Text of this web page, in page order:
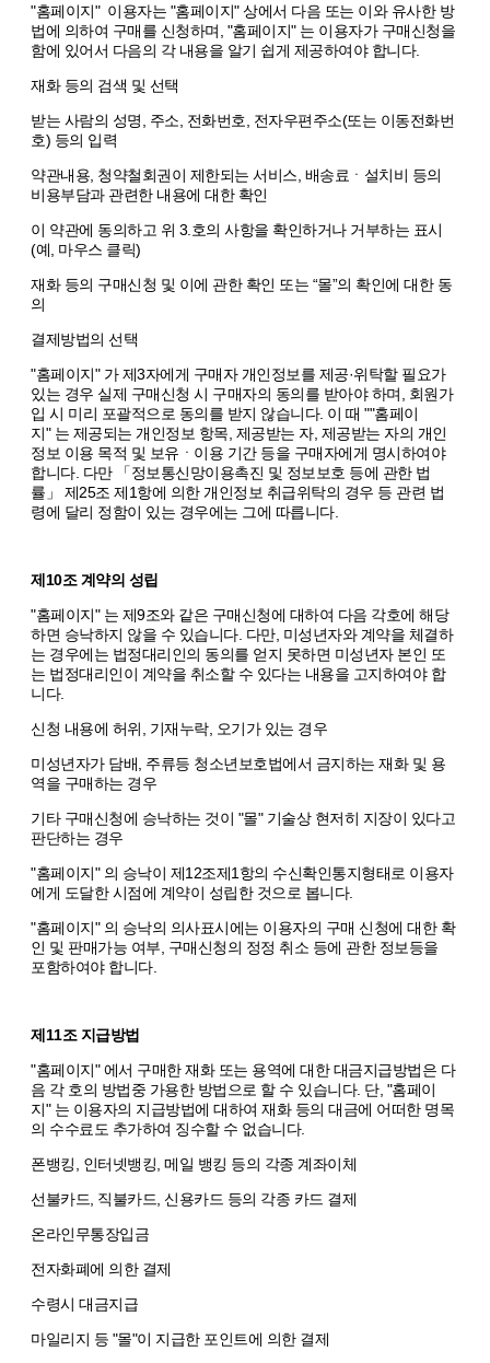
"홈페이지" 이용자는 "홈페이지" 상에서 다음 또는 이와 유사한 방
법에 의하여 구매를 신청하며, "홈페이지" 는 이용자가 구매신청을
함에 있어서 다음의 각 내용을 알기 쉽게 제공하여야 합니다.
재화 등의 검색 및 선택
받는 사람의 성명, 주소, 전화번호, 전자우편주소(또는 이동전화번
호) 등의 입력
약관내용, 청약철회권이 제한되는 서비스, 배송료ㆍ설치비 등의
비용부담과 관련한 내용에 대한 확인
이 약관에 동의하고 위 3.호의 사항을 확인하거나 거부하는 표시
(예, 마우스 클릭)
재화 등의 구매신청 및 이에 관한 확인 또는 “몰”의 확인에 대한 동
의
결제방법의 선택
"홈페이지" 가 제3자에게 구매자 개인정보를 제공·위탁할 필요가
있는 경우 실제 구매신청 시 구매자의 동의를 받아야 하며, 회원가
입 시 미리 포괄적으로 동의를 받지 않습니다. 이 때 ""홈페이
지" 는 제공되는 개인정보 항목, 제공받는 자, 제공받는 자의 개인
정보 이용 목적 및 보유ㆍ이용 기간 등을 구매자에게 명시하여야
합니다. 다만 「정보통신망이용촉진 및 정보보호 등에 관한 법
률」 제25조 제1항에 의한 개인정보 취급위탁의 경우 등 관련 법
령에 달리 정함이 있는 경우에는 그에 따릅니다.
제10조 계약의 성립
"홈페이지" 는 제9조와 같은 구매신청에 대하여 다음 각호에 해당
하면 승낙하지 않을 수 있습니다. 다만, 미성년자와 계약을 체결하
는 경우에는 법정대리인의 동의를 얻지 못하면 미성년자 본인 또
는 법정대리인이 계약을 취소할 수 있다는 내용을 고지하여야 합
니다.
신청 내용에 허위, 기재누락, 오기가 있는 경우
미성년자가 담배, 주류등 청소년보호법에서 금지하는 재화 및 용
역을 구매하는 경우
기타 구매신청에 승낙하는 것이 "몰" 기술상 현저히 지장이 있다고
판단하는 경우
"홈페이지" 의 승낙이 제12조제1항의 수신확인통지형태로 이용자
에게 도달한 시점에 계약이 성립한 것으로 봅니다.
"홈페이지" 의 승낙의 의사표시에는 이용자의 구매 신청에 대한 확
인 및 판매가능 여부, 구매신청의 정정 취소 등에 관한 정보등을
포함하여야 합니다.
제11조 지급방법
"홈페이지" 에서 구매한 재화 또는 용역에 대한 대금지급방법은 다
음 각 호의 방법중 가용한 방법으로 할 수 있습니다. 단, "홈페이
지" 는 이용자의 지급방법에 대하여 재화 등의 대금에 어떠한 명목
의 수수료도 추가하여 징수할 수 없습니다.
폰뱅킹, 인터넷뱅킹, 메일 뱅킹 등의 각종 계좌이체
선불카드, 직불카드, 신용카드 등의 각종 카드 결제
온라인무통장입금
전자화폐에 의한 결제
수령시 대금지급
마일리지 등 "몰"이 지급한 포인트에 의한 결제